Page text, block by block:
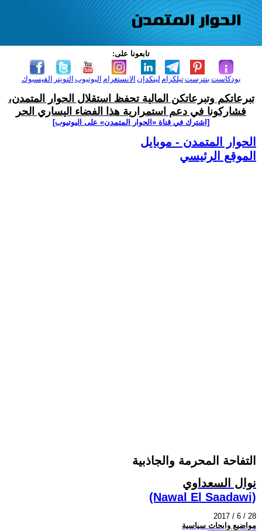
تابعونا على:
الفيسبوك التويتر اليوتيوب الانستغرام لينكدإن تيلكرامبنترست بودكاست
تبرعاتكم وتبرعاتكن المالية تحفظ استقلال الحوار المتمدن،
فشاركونا في دعم استمرارية هذا الفضاء اليساري الحر
[اشترك في قناة ‫«الحوار المتمدن» على اليوتيوب]
الحوار المتمدن - موبايل
الموقع الرئيسي
التفاحة المحرمة والجاذبية
نوال السعداوي
(Nawal El Saadawi)
2017 / 6 / 28
مواضيع وابحاث سياسية